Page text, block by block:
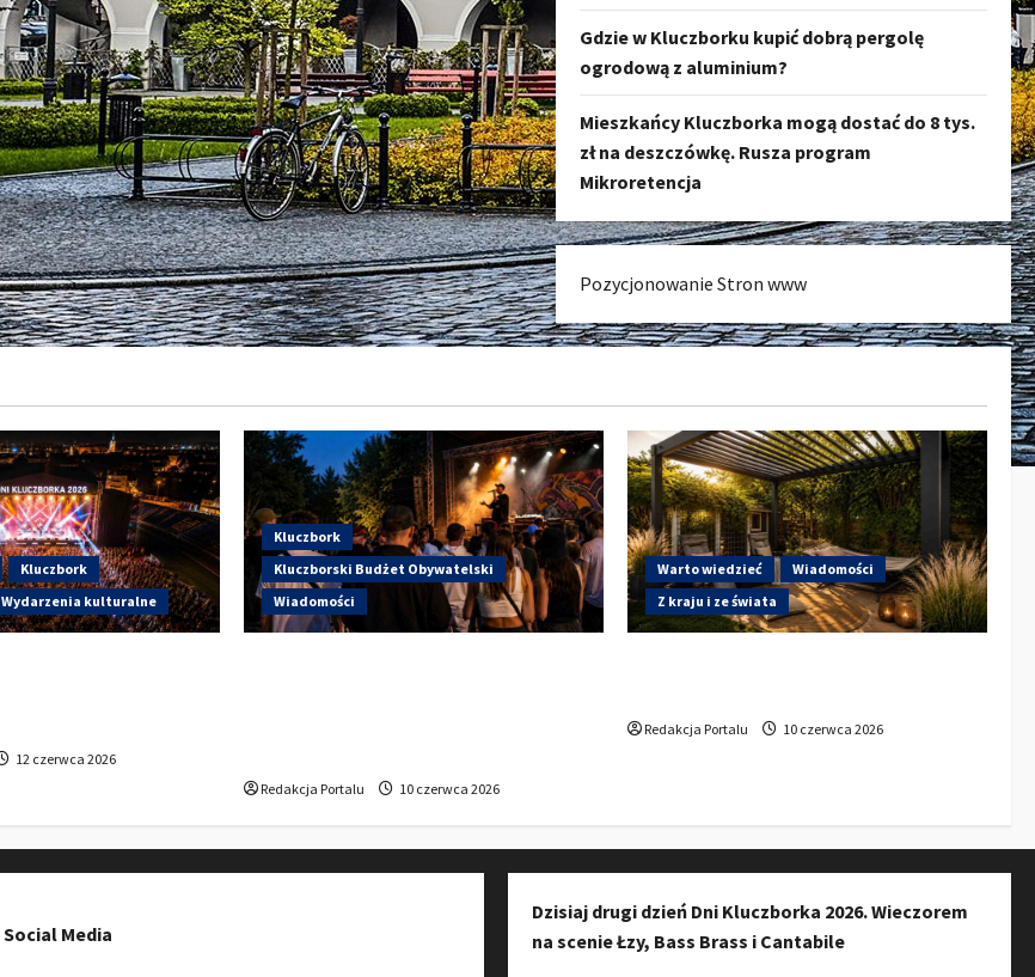
GRUDNIA!
Gdzie w Kluczborku kupić dobrą pergolę
ogrodową z aluminium?
Mieszkańcy Kluczborka mogą dostać do 8 tys.
zł na deszczówkę. Rusza program
Mikroretencja
Pozycjonowanie Stron www
Kluczbork
Wydarzenia kulturalne
12 czerwca 2026
Kluczbork
Kluczborski Budżet Obywatelski
Wiadomości
Redakcja Portalu 10 czerwca 2026
Warto wiedzieć
Wiadomości
Z kraju i ze świata
Redakcja Portalu 10 czerwca 2026
Social Media
Dzisiaj drugi dzień Dni Kluczborka 2026. Wieczorem
na scenie Łzy, Bass Brass i Cantabile